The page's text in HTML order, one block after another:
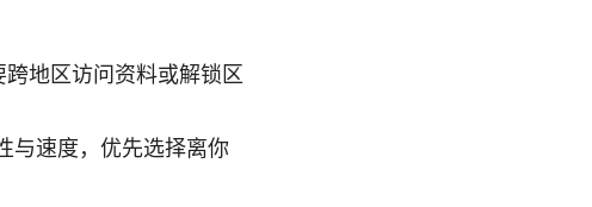
地区访问资料或解锁区
与速度，优先选择离你